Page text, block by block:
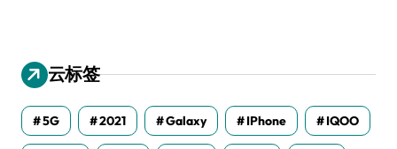
云标签
5G 2021 Galaxy IPhone IQOO